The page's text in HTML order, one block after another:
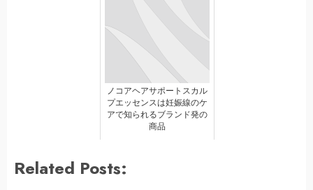
ノコアヘアサポートスカル
プエッセンスは妊娠線のケ
アで知られるブランド発の
商品
Related Posts: